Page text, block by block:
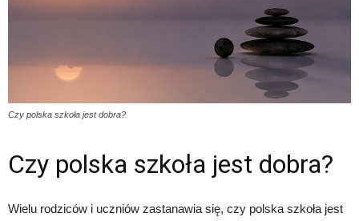
Czy polska szkoła jest dobra?
Czy polska szkoła jest dobra?
Wielu rodziców i uczniów zastanawia się, czy polska szkoła jest